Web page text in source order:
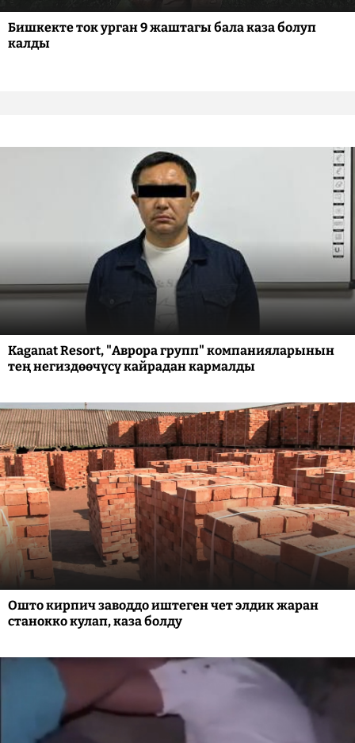
Бишкекте ток урган 9 жаштагы бала каза болуп
калды
Kaganat Resort, "Аврора групп" компанияларынын
тең негиздөөчүсү кайрадан кармалды
Ошто кирпич заводдо иштеген чет элдик жаран
станокко кулап, каза болду